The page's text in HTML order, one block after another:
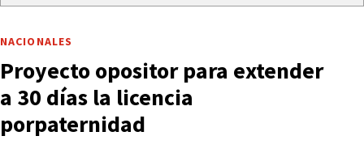
NACIONALES
Proyecto opositor para extender
a 30 días la licencia
porpaternidad